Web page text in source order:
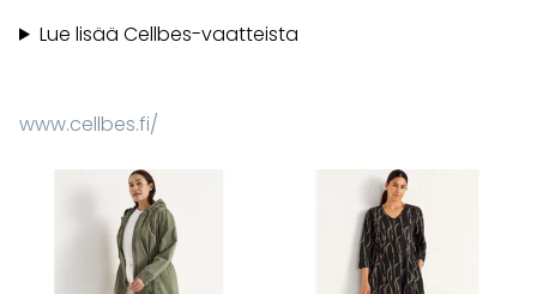
Lue lisää Cellbes-vaatteista
www.cellbes.fi/